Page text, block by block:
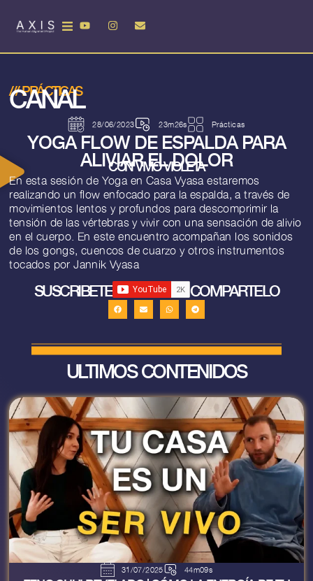
///PRÁCTICAS
CANAL
28/06/2023 23m26s Prácticas
YOGA FLOW DE ESPALDA PARA
ALIVIAR EL DOLOR
CON VMO VIOLETA
En esta sesión de Yoga en Casa Vyasa estaremos
realizando un flow enfocado para la espalda, a través de
movimientos lentos y profundos para descomprimir la
tensión de las vértebras y vivir con una sensación de alivio
en el cuerpo. En este encuentro acompañan los sonidos
de los gongs, cuencos de cuarzo y otros instrumentos
tocados por Jannik Vyasa
SUSCRIBETE COMPARTELO
ULTIMOS CONTENIDOS
31/07/2025 44m09s